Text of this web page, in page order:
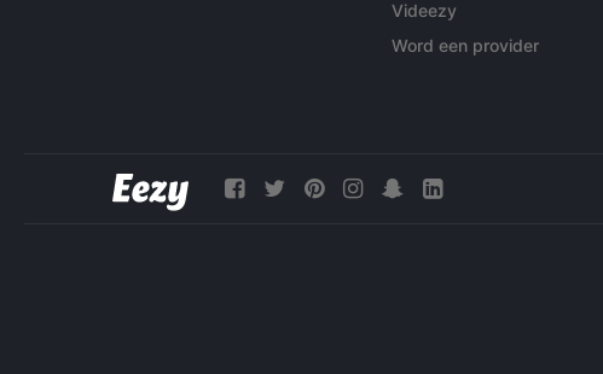
Videezy
Word een provider